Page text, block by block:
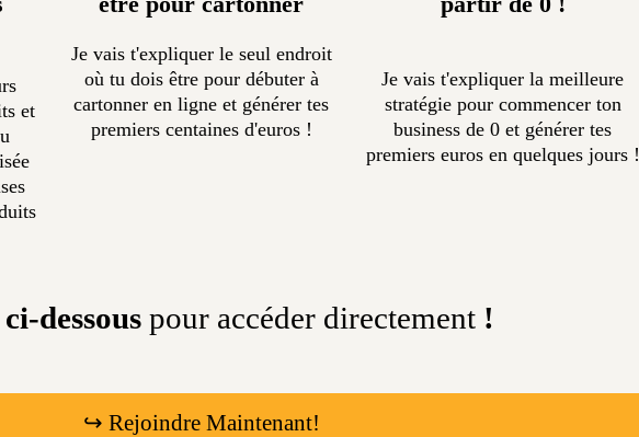
et
Je vais t'expliquer le seul endroit
où tu dois être pour débuter à
cartonner en ligne et générer tes
premiers centaines d'euros !
Je vais t'expliquer la meilleure
stratégie pour commencer ton
business de 0 et générer tes
premiers euros en quelques jours !
dessous pour accéder directement !
↪ Rejoindre Maintenant!